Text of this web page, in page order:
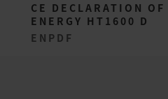
CE DECLARATION
ENERGY HT1600 D
EN PDF